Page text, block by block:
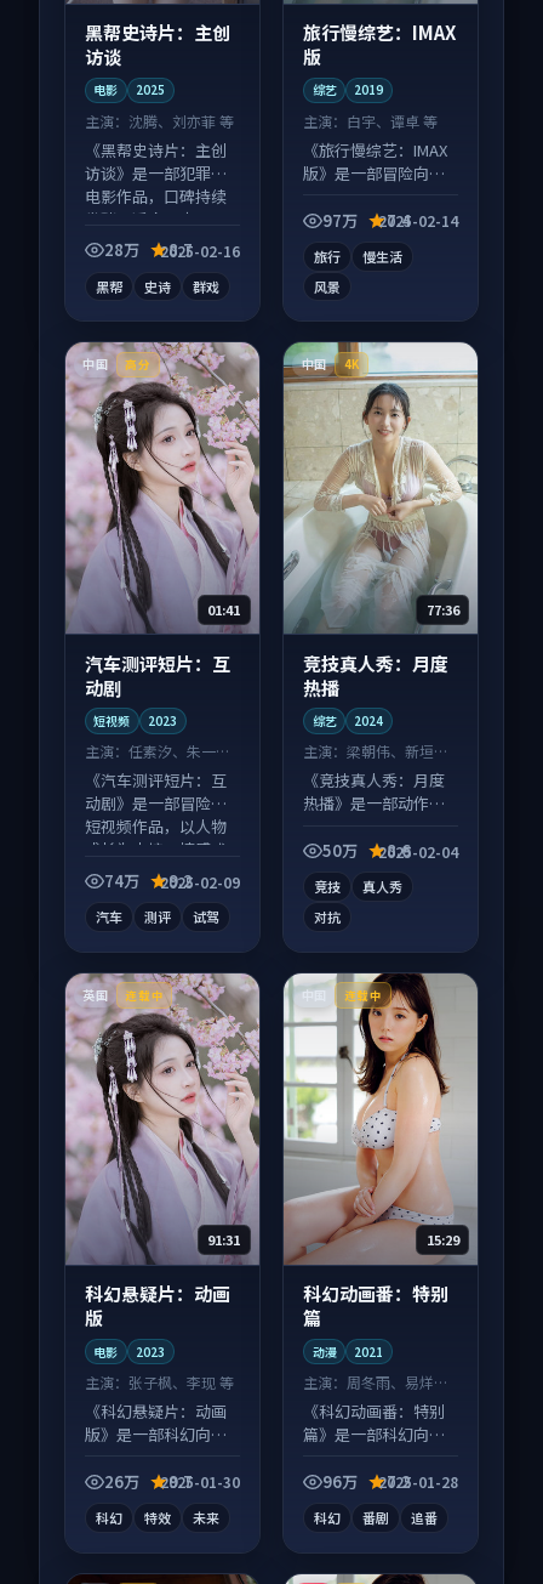
黑帮史诗片：主创
访谈
电影 2025
主演： 沈腾、刘亦菲 等
《黑帮史诗片：主创
访谈》是一部犯罪向
电影作品，口碑持续
发酵，适合周末一口
气刷完。
28万 8.7
2025-02-16
黑帮 史诗 群戏
旅行慢综艺：IMAX
版
综艺 2019
主演： 白宇、谭卓 等
《旅行慢综艺：IMAX
版》是一部冒险向综
线，配乐与镜头配合
97万 7.4
2025-02-14
旅行
慢生活
风景
中国 高分
01:41
汽车测评短片：互
动剧
短视频 2023
主演： 任素汐、朱一龙
等
《汽车测评短片：互
动剧》是一部冒险向
短视频作品，以人物
成长为内核，情感戏
份扎实。
74万 9.2
2025-02-09
汽车 测评 试驾
中国 4K
77:36
竞技真人秀：月度
热播
综艺 2024
主演：梁朝伟、新垣结
衣 等
《竞技真人秀：月度
热播》是一部动作向
端观看，细节更丰
50万 8.6
2025-02-04
竞技
真人秀
对抗
英国 连载中
91:31
科幻悬疑片：动画
版
电影 2023
主演： 张子枫、李现 等
《科幻悬疑片：动画
版》是一部科幻向电
高，适合配弹幕观
26万 9.7
2025-01-30
科幻 特效 未来
中国 连载中
15:29
科幻动画番：特别
篇
动漫 2021
主演： 周冬雨、易烊千
玺 等
《科幻动画番：特别
篇》是一部科幻向动
高，适合配弹幕观
96万 7.2
2025-01-28
科幻 番剧 追番